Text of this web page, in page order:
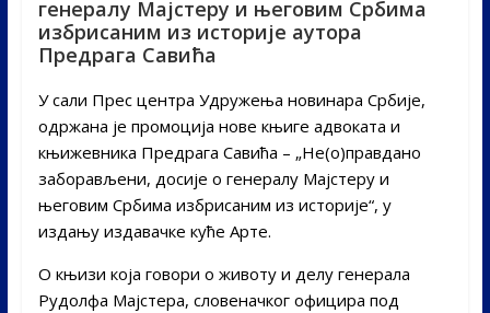
генералу Мајстеру и његовим Србима
избрисаним из историје аутора
Предрага Савића
У сали Прес центра Удружења новинара Србије,
одржана је промоција нове књиге адвоката и
књижевника Предрага Савића – „Не(о)правдано
заборављени, досије о генералу Мајстеру и
његовим Србима избрисаним из историје“, у
издању издавачке куће Арте.
О књизи која говори о животу и делу генерала
Рудолфа Мајстера, словеначког официра под